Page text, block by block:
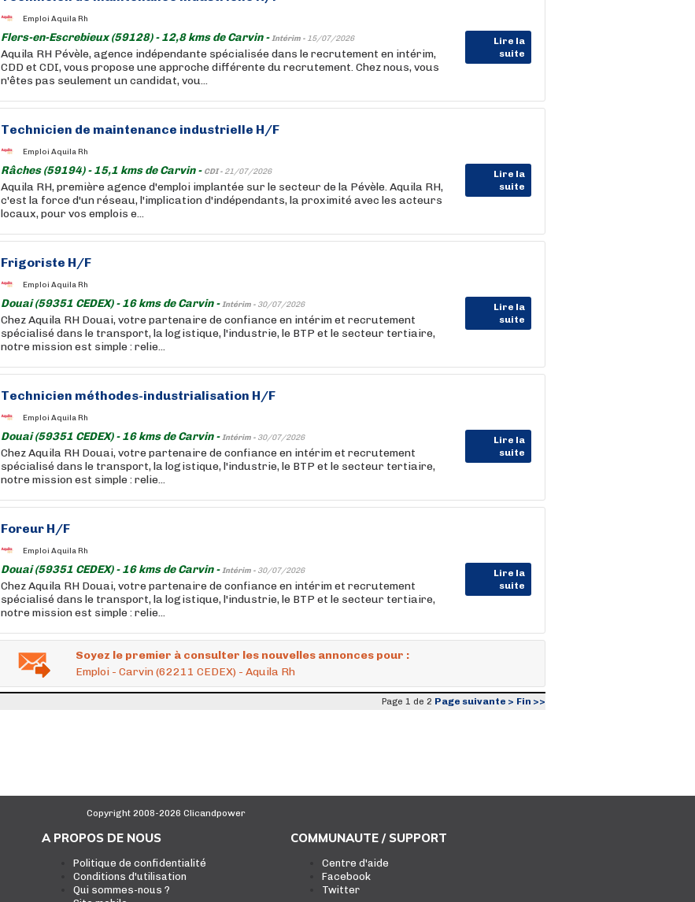
Emploi Aquila Rh
Flers-en-Escrebieux (59128) - 12,8 kms de Carvin -Intérim - 15/07/2026
Lire la
suite
Aquila RH Pévèle, agence indépendante spécialisée dans le recrutement en intérim,
CDD et CDI, vous propose une approche différente du recrutement. Chez nous, vous
n'êtes pas seulement un candidat, vou...
Technicien de maintenance industrielle H/F
Emploi Aquila Rh
Râches (59194) - 15,1 kms de Carvin - CDI - 21/07/2026
Lire la
suite
Aquila RH, première agence d'emploi implantée sur le secteur de la Pévèle. Aquila RH,
c'est la force d'un réseau, l'implication d'indépendants, la proximité avec les acteurs
locaux, pour vos emplois e...
Frigoriste H/F
Emploi Aquila Rh
Douai (59351 CEDEX) - 16 kms de Carvin -Intérim - 30/07/2026
Lire la
suite
Chez Aquila RH Douai, votre partenaire de confiance en intérim et recrutement
spécialisé dans le transport, la logistique, l'industrie, le BTP et le secteur tertiaire,
notre mission est simple : relie...
Technicien méthodes-industrialisation H/F
Emploi Aquila Rh
Douai (59351 CEDEX) - 16 kms de Carvin -Intérim - 30/07/2026
Lire la
suite
Chez Aquila RH Douai, votre partenaire de confiance en intérim et recrutement
spécialisé dans le transport, la logistique, l'industrie, le BTP et le secteur tertiaire,
notre mission est simple : relie...
Foreur H/F
Emploi Aquila Rh
Douai (59351 CEDEX) - 16 kms de Carvin -Intérim - 30/07/2026
Lire la
suite
Chez Aquila RH Douai, votre partenaire de confiance en intérim et recrutement
spécialisé dans le transport, la logistique, l'industrie, le BTP et le secteur tertiaire,
notre mission est simple : relie...
Soyez le premier à consulter les nouvelles annonces pour :
Emploi - Carvin (62211 CEDEX) - Aquila Rh
Page 1 de 2 Page suivante > Fin >>
Copyright 2008-2026 Clicandpower
A PROPOS DE NOUS
Politique de confidentialité
Conditions d'utilisation
Qui sommes-nous ?
COMMUNAUTE / SUPPORT
Centre d'aide
Facebook
Twitter